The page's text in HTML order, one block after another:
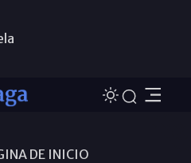
DE INICIO